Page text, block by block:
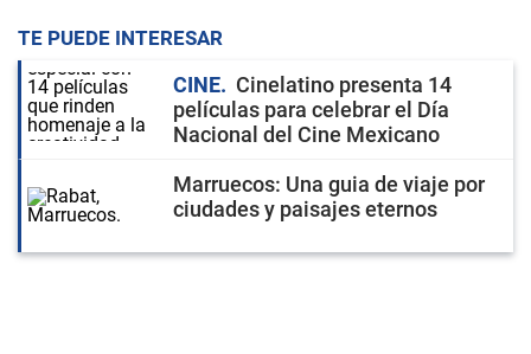
TE PUEDE INTERESAR
CINE
Cinelatino presenta 14
películas para celebrar el Día
Nacional del Cine Mexicano
Marruecos: Una guia de viaje por
ciudades y paisajes eternos